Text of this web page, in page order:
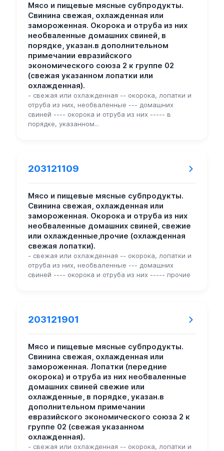
Мясо и пищевые мясные субпродукты.
Свинина свежая, охлажденная или
замороженная. Окорока и отруба из них
необваленные домашних свиней, в
порядке, указан.в дополнительном
примечании евразийского
экономического союза 2 к группе 02
(свежая указанном лопатки или
охлажденная).
- свежая или охлажденная -- окорока, лопатки и
отруба из них, необваленные --- домашних
свиней ---- окорока и отруба из них ----- в
порядке, указанном...
203121109
Мясо и пищевые мясные субпродукты.
Свинина свежая, охлажденная или
замороженная. Окорока и отруба из них
необваленные домашних свиней, свежие
или охлажденные,прочие (охлажденная
свежая лопатки).
- свежая или охлажденная -- окорока, лопатки и
отруба из них, необваленные --- домашних
свиней ---- окорока и отруба из них ----- прочие
203121901
Мясо и пищевые мясные субпродукты.
Свинина свежая, охлажденная или
замороженная. Лопатки (передние
окорока) и отруба из них необваленные
домашних свиней свежие или
охлажденные, в порядке, указан.в
дополнительном примечании
евразийского экономического союза 2 к
группе 02 (свежая указанном
охлажденная).
- свежая или охлажденная -- окорока, лопатки и